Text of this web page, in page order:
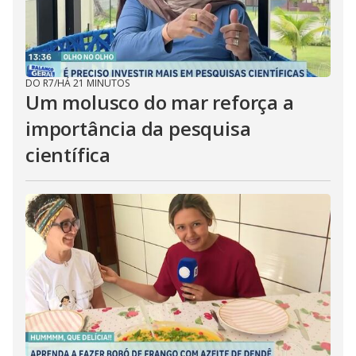
DO R7/HÁ 21 MINUTOS
Um molusco do mar reforça a
importância da pesquisa
científica